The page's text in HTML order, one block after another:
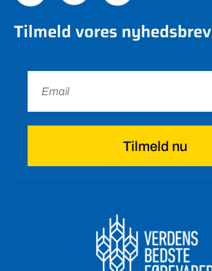
Tilmeld vores nyhedsbrev
Tilmeld nu